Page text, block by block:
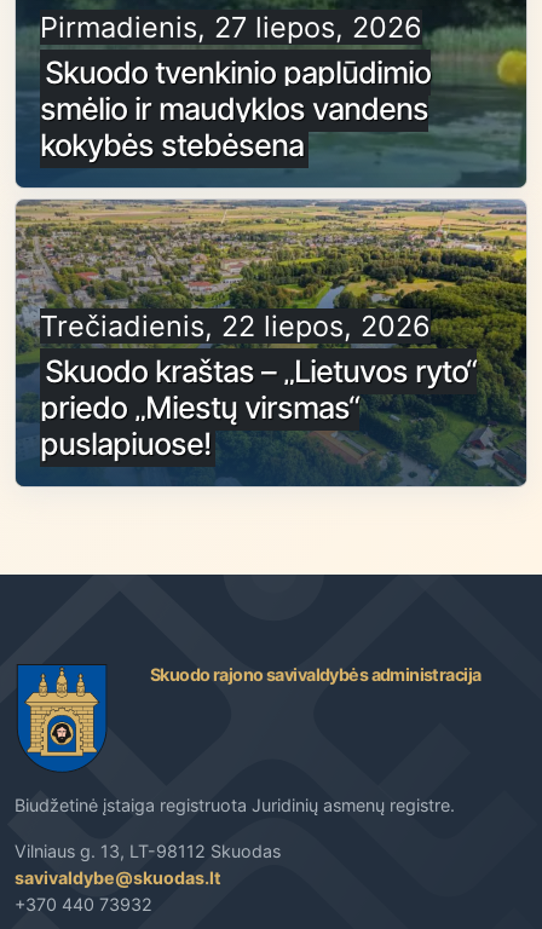
Pirmadienis, 27 liepos, 2026
Skuodo tvenkinio paplūdimio
smėlio ir maudyklos vandens
kokybės stebėsena
Trečiadienis, 22 liepos, 2026
Skuodo kraštas – „Lietuvos ryto“
priedo „Miestų virsmas“
puslapiuose!
Skuodo rajono savivaldybės administracija
Biudžetinė įstaiga registruota Juridinių asmenų registre.
Vilniaus g. 13, LT-98112 Skuodas
savivaldybe@skuodas.lt
+370 440 73932